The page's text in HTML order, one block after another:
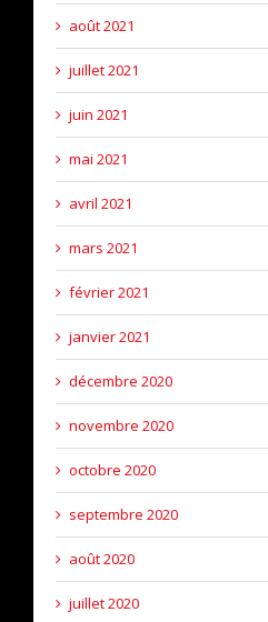
août 2021
juillet 2021
juin 2021
mai 2021
avril 2021
mars 2021
février 2021
janvier 2021
décembre 2020
novembre 2020
octobre 2020
septembre 2020
août 2020
juillet 2020